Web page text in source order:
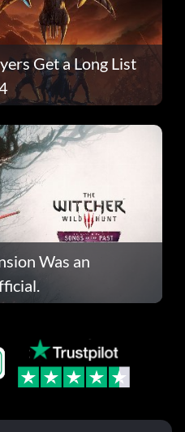
Get a Long List
Was an